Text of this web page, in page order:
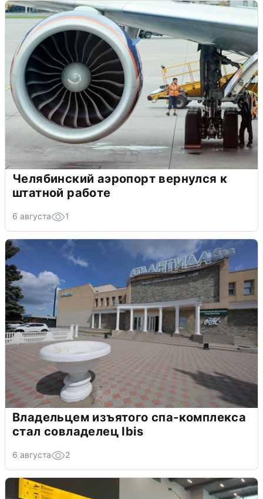
Челябинский аэропорт вернулся к
штатной работе
6 августа 1
Владельцем изъятого спа-комплекса
стал совладелец Ibis
6 августа 2